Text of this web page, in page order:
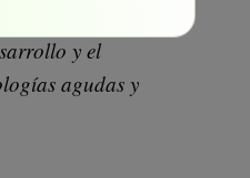
de riesgo
y el
agudas y